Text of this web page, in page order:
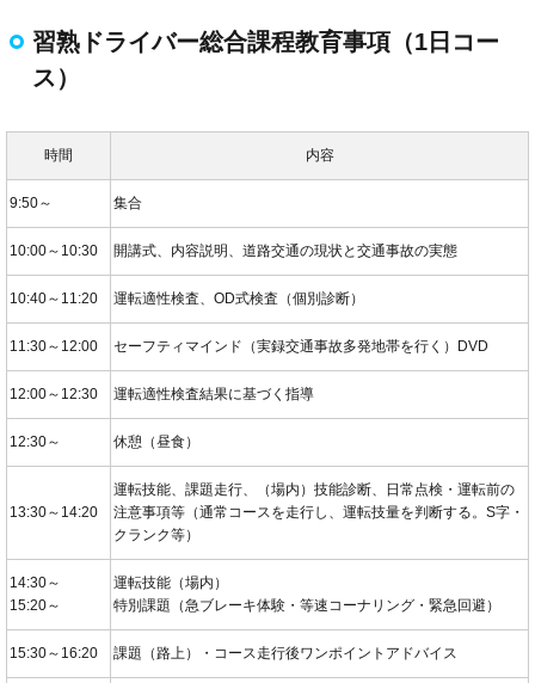
習熟ドライバー総合課程教育事項（1日コー
ス）
時間 内容
9:50～ 集合
10:00～10:30 開講式、内容説明、道路交通の現状と交通事故の実態
10:40～11:20 運転適性検査、OD式検査（個別診断）
11:30～12:00 セーフティマインド（実録交通事故多発地帯を行く）DVD
12:00～12:30 運転適性検査結果に基づく指導
12:30～ 休憩（昼食）
13:30～14:20
運転技能、課題走行、（場内）技能診断、日常点検・運転前の
注意事項等（通常コースを走行し、運転技量を判断する。S字・
クランク等）
14:30～
15:20～
運転技能（場内）
特別課題（急ブレーキ体験・等速コーナリング・緊急回避）
15:30～16:20 課題（路上）・コース走行後ワンポイントアドバイス